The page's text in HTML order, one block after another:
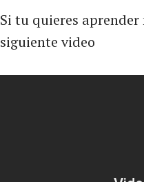
Si tu quieres aprender
siguiente video